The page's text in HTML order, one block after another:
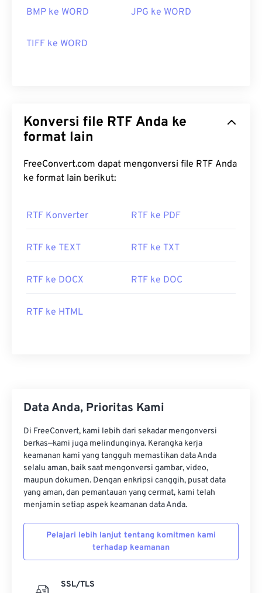
BMP ke WORD JPG ke WORD
TIFF ke WORD
Konversi file RTF Anda ke
format lain
FreeConvert.com dapat mengonversi file RTF Anda
ke format lain berikut:
RTF Konverter RTF ke PDF
RTF ke TEXT RTF ke TXT
RTF ke DOCX RTF ke DOC
RTF ke HTML
Data Anda, Prioritas Kami
Di FreeConvert, kami lebih dari sekadar mengonversi
berkas—kami juga melindunginya. Kerangka kerja
keamanan kami yang tangguh memastikan data Anda
selalu aman, baik saat mengonversi gambar, video,
maupun dokumen. Dengan enkripsi canggih, pusat data
yang aman, dan pemantauan yang cermat, kami telah
menjamin setiap aspek keamanan data Anda.
Pelajari lebih lanjut tentang komitmen kami
terhadap keamanan
SSL/TLS